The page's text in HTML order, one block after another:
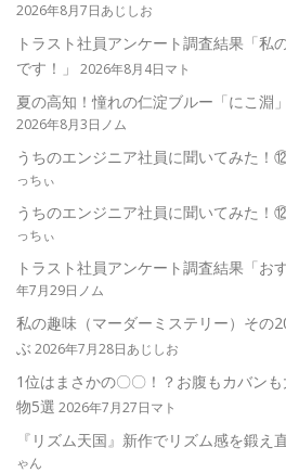
2026年8月7日あじしお
トラスト社員アンケート調査結果「私
です！」
2026年8月4日マト
夏の高知！憧れの仁淀ブルー「にこ淵
2026年8月3日ノム
うちのエンジニア社員に聞いてみた！⑫
っちぃ
うちのエンジニア社員に聞いてみた！⑫
っちぃ
トラスト社員アンケート調査結果「お
年7月29日ノム
私の趣味（マーダーミステリー）そ
ぶ2026年7月28日あじしお
1位はまさかの〇〇！？お腹もカバン
物5選 2026年7月27日マト
『リズム天国』新作でリズム感を鍛え
ゃん